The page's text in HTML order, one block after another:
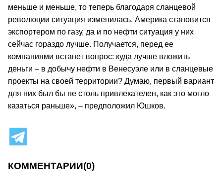
меньше и меньше, то теперь благодаря сланцевой
революции ситуация изменилась. Америка становится
экспортером по газу, да и по нефти ситуация у них
сейчас гораздо лучше. Получается, перед ее
компаниями встанет вопрос: куда лучше вложить
деньги – в добычу нефти в Венесуэле или в сланцевые
проекты на своей территории? Думаю, первый вариант
для них был бы не столь привлекателен, как это могло
казаться раньше», – предположил Юшков.
КОММЕНТАРИИ(0)